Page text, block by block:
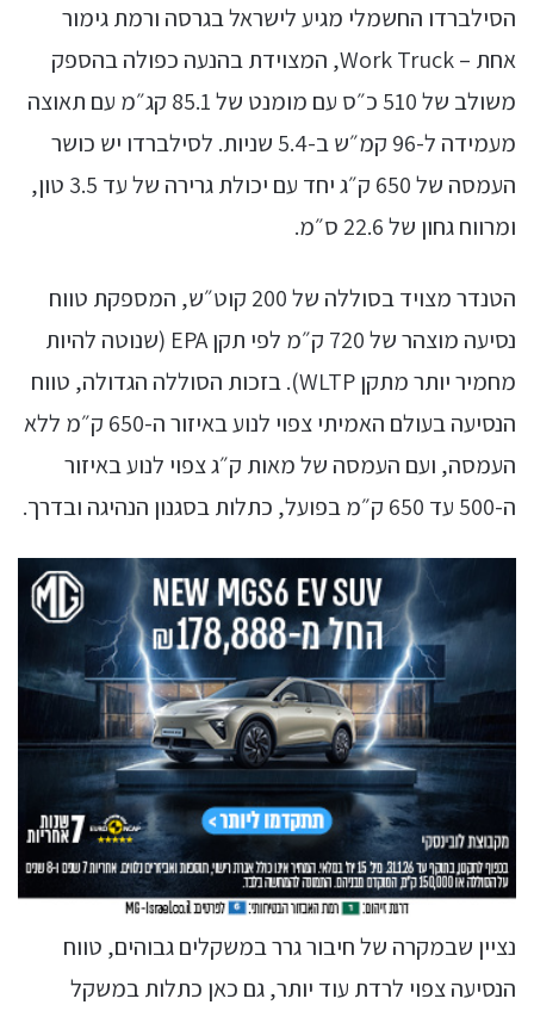
הסילברדו החשמלי מגיע לישראל בגרסה ורמת גימור
אחת – Work Truck, המצוידת בהנעה כפולה בהספק
משולב של 510 כ״ס עם מומנט של 85.1 קג״מ עם תאוצה
מעמידה ל-96 קמ״ש ב-5.4 שניות. לסילברדו יש כושר
העמסה של 650 ק״ג יחד עם יכולת גרירה של עד 3.5 טון,
ומרווח גחון של 22.6 ס״מ.
הטנדר מצויד בסוללה של 200 קוט״ש, המספקת טווח
נסיעה מוצהר של 720 ק״מ לפי תקן EPA (שנוטה להיות
מחמיר יותר מתקן WLTP). בזכות הסוללה הגדולה, טווח
הנסיעה בעולם האמיתי צפוי לנוע באיזור ה-650 ק״מ ללא
העמסה, ועם העמסה של מאות ק״ג צפוי לנוע באיזור
ה-500 עד 650 ק״מ בפועל, כתלות בסגנון הנהיגה ובדרך.
נציין שבמקרה של חיבור גרר במשקלים גבוהים, טווח
הנסיעה צפוי לרדת עוד יותר, גם כאן כתלות במשקל